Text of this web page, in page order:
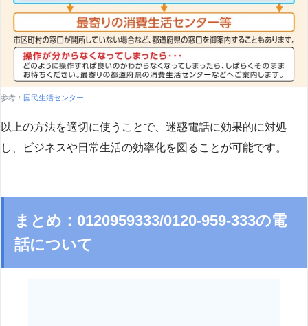
参考： 国民生活センター
以上の方法を適切に使うことで、迷惑電話に効果的に対処
し、ビジネスや日常生活の効率化を図ることが可能です。
まとめ：0120959333/0120-959-333の電
話について